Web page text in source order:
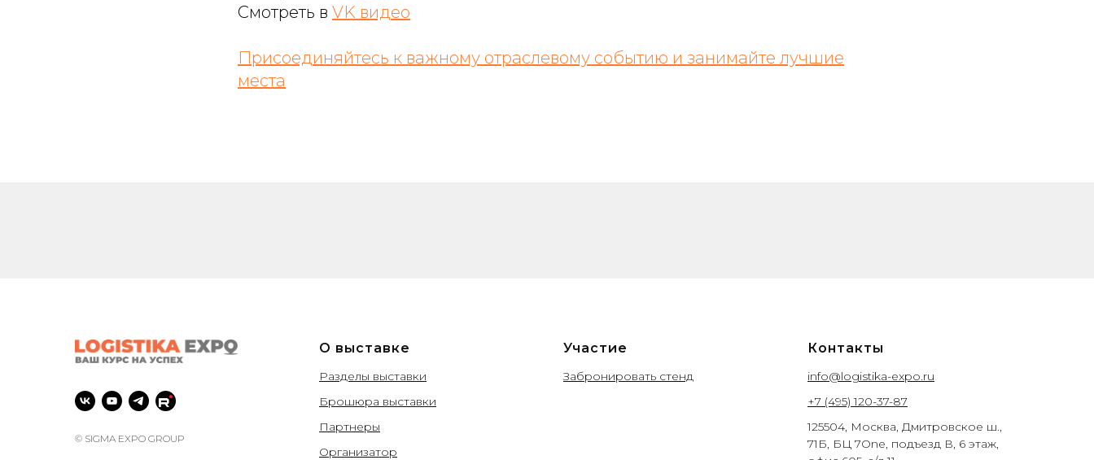
Смотреть в VK видео
Присоединяйтесь к важному отраслевому событию и занимайте лучшие
места
© SIGMA EXPO GROUP
О выставке
Разделы выставки
Брошюра выставки
Партнеры
Организатор
Участие
Забронировать стенд
Контакты
info@logistika-expo.ru
+7 (495) 120-37-87
125504, Москва, Дмитровское ш.,
71Б, БЦ 7One, подъезд В, 6 этаж,